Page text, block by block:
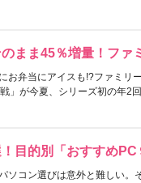
まま45％増量！ファ
お弁当にアイスも!?ファミリ
」が今夏、シリーズ初の年2回
目的別「おすすめPC
ソコン選びは意外と難しい。